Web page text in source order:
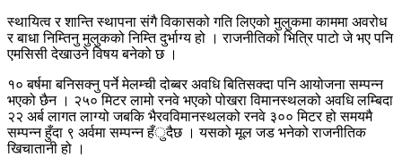
स्थायित्व र शान्ति स्थापना संगै विकासको गति लिएको मुलुकमा काममा अवरोध
र बाधा निम्तिनु मुलुकको निम्ति दुर्भाग्य हो । राजनीतिको भित्रि पाटो जे भए पनि
एमसिसी देखाउने विषय बनेको छ ।
१० बर्षमा बनिसक्नु पर्ने मेलम्ची दोब्बर अवधि बितिसक्दा पनि आयोजना सम्पन्न
भएको छैन । २५० मिटर लामो रनवे भएको पोखरा विमानस्थलको अवधि लम्बिदा
२२ अर्ब लागत लाग्यो जबकि भैरवविमानस्थलको रनवे ३०० मिटर हो समयमै
सम्पन्न हुँदा ९ अर्वमा सम्पन्न हँुदैछ । यसको मूल जड भनेको राजनीतिक
खिचातानी हो ।